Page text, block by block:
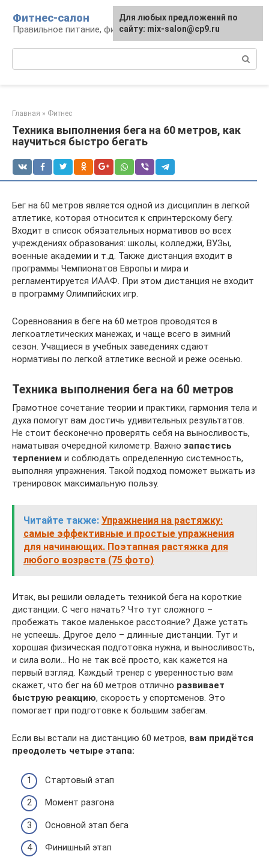
контенту
Фитнес-салон
Правильное питание, фитнес, образ жизни
Главная » Фитнес
Техника выполнения бега на 60 метров, как
научиться быстро бегать
Бег на 60 метров является одной из дисциплин в легкой
атлетике, которая относится к спринтерскому бегу.
Входит в список обязательных нормативов во всех
учреждениях образования: школы, колледжи, ВУЗы,
военные академии и т.д. Также дистанция входит в
программы Чемпионатов Европы и мира и
регламентируется ИААФ. При этом дистанция не входит
в программу Олимпийских игр.
Соревнования в беге на 60 метров проводятся в
легкоатлетических манежах, и чаще всего в зимний
сезон. Учащиеся в учебных заведениях сдают
нормативы по легкой атлетике весной и реже осенью.
Техника выполнения бега на 60 метров
Грамотное сочетание теории и практики, гармония тела и
духа помогут вам достичь удивительных результатов.
Не стоит бесконечно проверять себя на выносливость,
наматывая очередной километр. Важно запастись
терпением и соблюдать определенную системность,
выполняя упражнения. Такой подход поможет выжать из
тренировок максимальную пользу.
Читайте также: Упражнения на растяжку:
самые эффективные и простые упражнения
для начинающих. Поэтапная растяжка для
любого возраста (75 фото)
Итак, вы решили овладеть техникой бега на короткие
дистанции. С чего начать? Что тут сложного –
пробежать такое маленькое расстояние? Даже устать
не успеешь. Другое дело – длинные дистанции. Тут и
хорошая физическая подготовка нужна, и выносливость,
и сила воли… Но не так всё просто, как кажется на
первый взгляд. Каждый тренер с уверенностью вам
скажет, что бег на 60 метров отлично развивает
быструю реакцию, скорость у спортсменов. Это
помогает при подготовке к большим забегам.
Если вы встали на дистанцию 60 метров, вам придётся
преодолеть четыре этапа:
Стартовый этап
Момент разгона
Основной этап бега
Финишный этап
Для любых предложений по
сайту: mix-salon@cp9.ru